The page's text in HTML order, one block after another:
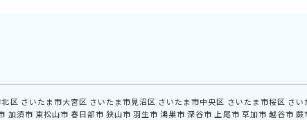
区 さいたま市大宮区 さいたま市見沼区 さいたま市中央区 さいたま市桜区 さい
加須市 東松山市 春日部市 狭山市 羽生市 鴻巣市 深谷市 上尾市 草加市 越谷市 蕨